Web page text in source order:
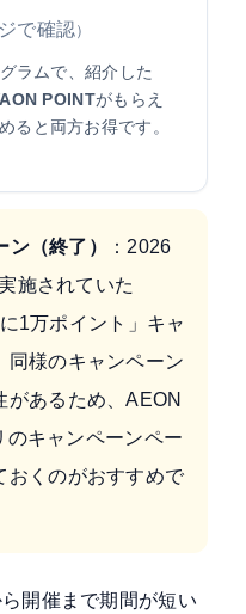
で確認）
ラムで、紹介した
POINTがもらえ
ると両方お得です。
（終了）
：2026
施されていた
1万ポイント」キャ
同様のキャンペーン
があるため、AEON
キャンペーンペー
おくのがおすすめで
開催まで期間が短い